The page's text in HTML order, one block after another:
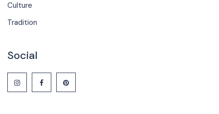
Culture
Tradition
Social